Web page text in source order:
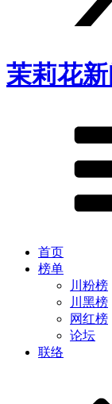
茉莉花新
首页
榜单
川粉榜
川黑榜
网红榜
论坛
联络